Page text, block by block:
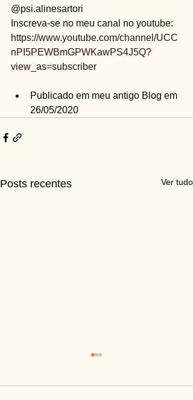
@psi.alinesartori
Inscreva-se no meu canal no youtube:
https://www.youtube.com/channel/UCC
nPI5PEWBmGPWKawPS4J5Q?
view_as=subscriber
Publicado em meu antigo Blog em
26/05/2020
Posts recentes Ver tudo